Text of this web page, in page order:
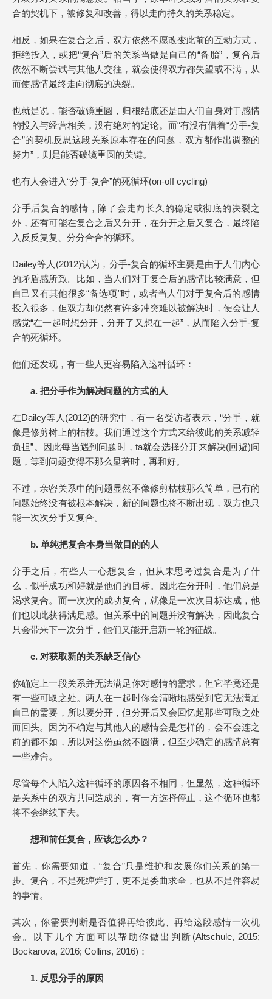
合的契机下，被修复和改善，得以走向持久的关系稳定。
相反，如果在复合之后，双方依然不愿改变此前的互动方式，
拒绝投入，或把“复合”后的关系当做是自己的“备胎”，复合后
依然不断尝试与其他人交往，就会使得双方都失望或不满，从
而使感情最终走向彻底的决裂。
也就是说，能否破镜重圆，归根结底还是由人们自身对于感情
的投入与经营相关，没有绝对的定论。而“有没有借着“分手-复
合”的契机反思这段关系原本存在的问题，双方都作出调整的
努力”，则是能否破镜重圆的关键。
也有人会进入“分手-复合”的死循环(on-off cycling)
分手后复合的感情，除了会走向长久的稳定或彻底的决裂之
外，还有可能在复合之后又分开，在分开之后又复合，最终陷
入反反复复、分分合合的循环。
Dailey等人(2012)认为，分手-复合的循环主要是由于人们内心
的矛盾感所致。比如，当人们对于复合后的感情比较满意，但
自己又有其他很多“备选项”时，或者当人们对于复合后的感情
投入很多，但双方却仍然有许多冲突难以被解决时，便会让人
感觉“在一起时想分开，分开了又想在一起”，从而陷入分手-复
合的死循环。
他们还发现，有一些人更容易陷入这种循环：
a. 把分手作为解决问题的方式的人
在Dailey等人(2012)的研究中，有一名受访者表示，“分手，就
像是修剪树上的枯枝。我们通过这个方式来给彼此的关系减轻
负担”。因此每当遇到问题时，ta就会选择分开来解决(回避)问
题，等到问题变得不那么显著时，再和好。
不过，亲密关系中的问题显然不像修剪枯枝那么简单，已有的
问题始终没有被根本解决，新的问题也将不断出现，双方也只
能一次次分手又复合。
b. 单纯把复合本身当做目的的人
分手之后，有些人一心想复合，但从未思考过复合是为了什
么，似乎成功和好就是他们的目标。因此在分开时，他们总是
渴求复合。而一次次的成功复合，就像是一次次目标达成，他
们也以此获得满足感。但关系中的问题并没有解决，因此复合
只会带来下一次分手，他们又能开启新一轮的征战。
c. 对获取新的关系缺乏信心
你确定上一段关系并无法满足你对感情的需求，但它毕竟还是
有一些可取之处。两人在一起时你会清晰地感受到它无法满足
自己的需要，所以要分开，但分开后又会回忆起那些可取之处
而回头。因为不确定与其他人的感情会是怎样的，会不会连之
前的都不如，所以对这份虽然不圆满，但至少确定的感情总有
一些难舍。
尽管每个人陷入这种循环的原因各不相同，但显然，这种循环
是关系中的双方共同造成的，有一方选择停止，这个循环也都
将不会继续下去。
想和前任复合，应该怎么办？
首先，你需要知道，“复合”只是维护和发展你们关系的第一
步。复合，不是死缠烂打，更不是委曲求全，也从不是件容易
的事情。
其次，你需要判断是否值得再给彼此、再给这段感情一次机
会。以下几个方面可以帮助你做出判断(Altschule, 2015;
Bockarova, 2016; Collins, 2016)：
1. 反思分手的原因